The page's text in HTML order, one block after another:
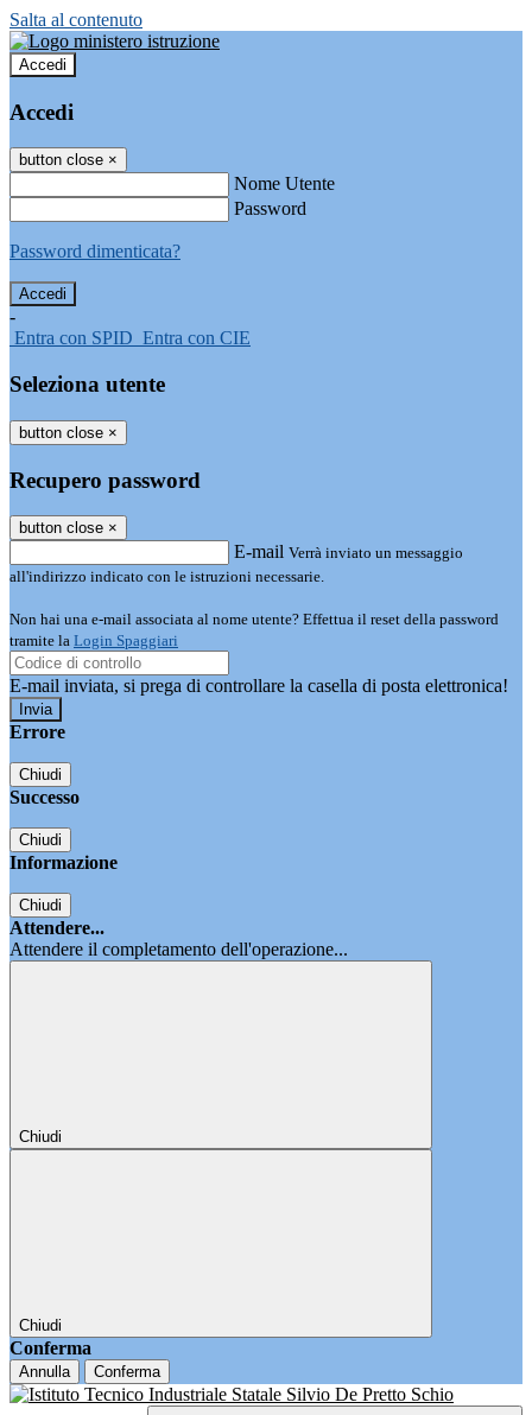
Salta al contenuto
Accedi
Accedi
button close ×
Nome Utente
Password
Password dimenticata?
-
Entra con SPID Entra con CIE
Seleziona utente
button close ×
Recupero password
button close ×
E-mail Verrà inviato un messaggio
all'indirizzo indicato con le istruzioni necessarie.
Non hai una e-mail associata al nome utente? Effettua il reset della password
tramite la Login Spaggiari
E-mail inviata, si prega di controllare la casella di posta elettronica!
Errore
Chiudi
Successo
Chiudi
Informazione
Chiudi
Attendere...
Attendere il completamento dell'operazione...
Chiudi
Chiudi
Conferma
Annulla Conferma